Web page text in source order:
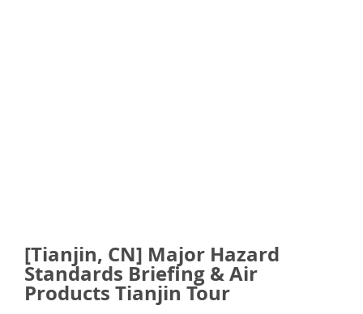
[Tianjin, CN] Major Hazard
Standards Briefing & Air
Products Tianjin Tour